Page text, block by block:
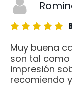
Muy buena
son tal
impresión
recomiendo